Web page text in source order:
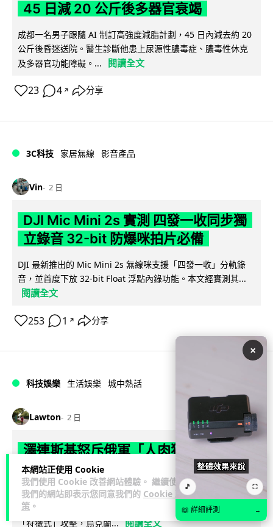
本網站正使用 Cookie
我們使用 Cookie 改善網站體驗。 繼續使用
我們的網站即表示您同意我們的 Cookie 政
策 。
45 日減 20 公斤後多器官衰竭
成都一名男子跟隨 AI 制訂高強度減脂計劃，45 日內減去約 20
公斤後昏迷送院。醫生診斷他患上尿源性膿毒症、膿毒性休克
及多器官功能障礙。...
閱讀全文
23 4 ↗ 分享
3C科技 家居無線 影音產品
Vin 2 日
DJI Mic Mini 2s 實測 四發一收同步獨
立錄音 32-bit 防爆咪拍片必備
DJI 最新推出的 Mic Mini 2s 無線咪支援「四發一收」分軌錄
音，並首度下放 32-bit Float 浮點內錄功能。本文經實測其...
閱讀全文
253 1 ↗ 分享
科技娛樂 生活娛樂 城中熱話
Lawton 2 日
澤連斯基怒斥俄軍「人肉狩獵」 無人機
追殺烏克蘭小販近 40 秒仍被炸傷
烏克蘭克爾松一名 52 歲小販被俄軍無人機追擊近 40 秒後被炸
傷，影片由烏克蘭總統澤連斯基公開。他直斥俄軍對平民進行
「狩獵式」攻擊，烏克蘭... 閱讀全文
×
🎵 ⛶
📖 詳細評測 →